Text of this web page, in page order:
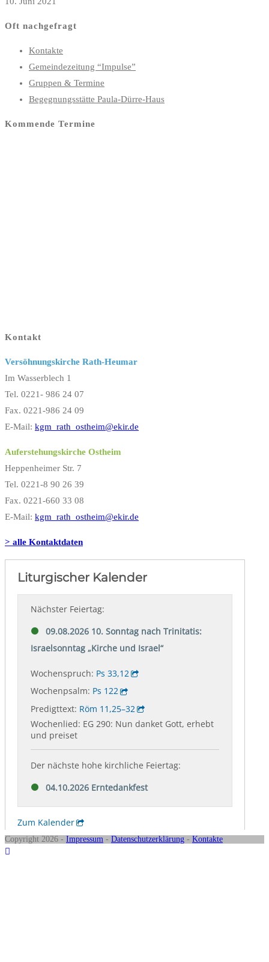
Oft nachgefragt
Kontakte
Gemeindezeitung “Impulse”
Gruppen & Termine
Begegnungsstätte Paula-Dürre-Haus
Kommende Termine
Kontakt
Versöhnungskirche Rath-Heumar
Im Wasserblech 1
Tel. 0221- 986 24 07
Fax. 0221-986 24 09
E-Mail: kgm_rath_ostheim@ekir.de
Auferstehungskirche Ostheim
Heppenheimer Str. 7
Tel. 0221-8 90 26 39
Fax. 0221-660 33 08
E-Mail: kgm_rath_ostheim@ekir.de
> alle Kontaktdaten
Copyright 2026 - Impressum - Datenschutzerklärung - Kontakte